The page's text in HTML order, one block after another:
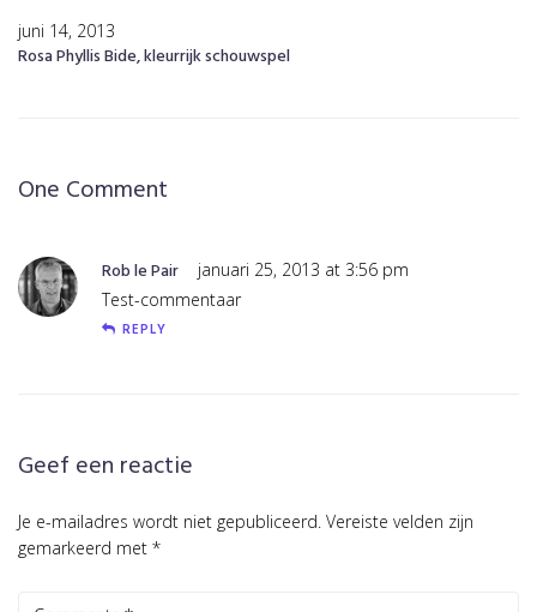
juni 14, 2013
Rosa Phyllis Bide, kleurrijk schouwspel
One Comment
Rob le Pair
januari 25, 2013 at 3:56 pm
Test-commentaar
REPLY
Geef een reactie
Je e-mailadres wordt niet gepubliceerd. Vereiste velden zijn
gemarkeerd met *